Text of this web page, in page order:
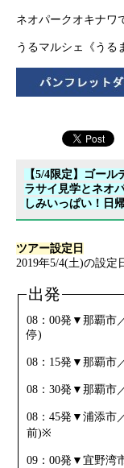
ネオパークオキナワ
うるマルシェ《うる
【5/4限定】ゴー
ラサイ見学とネオ
しみいっぱい！日
ツアー設定日
2019年5/4(土)の設定
出発
08：00発▼那覇市
停)
08：15発▼那覇市
08：30発▼那覇市
08：45発▼浦添市
前)※
09：00発▼宜野湾